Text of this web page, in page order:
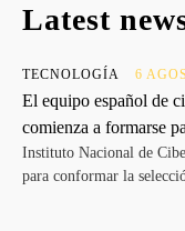
Latest
TECNOLOGÍA 6
El equipo español de
comienza a formarse
Instituto Nacional de
para conformar la